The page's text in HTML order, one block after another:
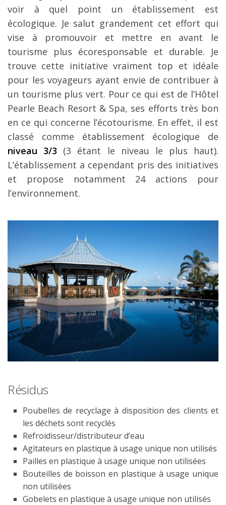
voir à quel point un établissement est
écologique. Je salut grandement cet effort qui
vise à promouvoir et mettre en avant le
tourisme plus écoresponsable et durable. Je
trouve cette initiative vraiment top et idéale
pour les voyageurs ayant envie de contribuer à
un tourisme plus vert. Pour ce qui est de l’Hôtel
Pearle Beach Resort & Spa, ses efforts très bon
en ce qui concerne l’écotourisme. En effet, il est
classé comme établissement écologique de
niveau 3/3 (3 étant le niveau le plus haut).
L’établissement a cependant pris des initiatives
et propose notamment 24 actions pour
l’environnement.
Résidus
Poubelles de recyclage à disposition des clients et
les déchets sont recyclés
Refroidisseur/distributeur d’eau
Agitateurs en plastique à usage unique non utilisés
Pailles en plastique à usage unique non utilisées
Bouteilles de boisson en plastique à usage unique
non utilisées
Gobelets en plastique à usage unique non utilisés